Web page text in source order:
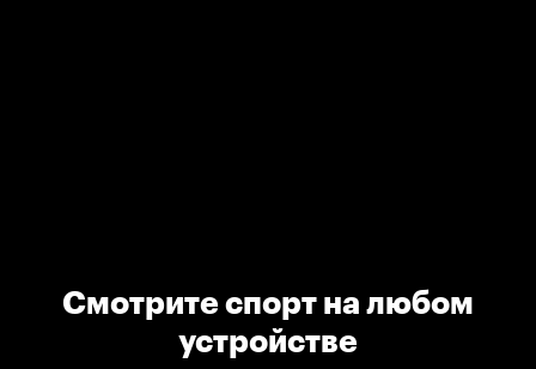
Смотрите спорт на любом
устройстве